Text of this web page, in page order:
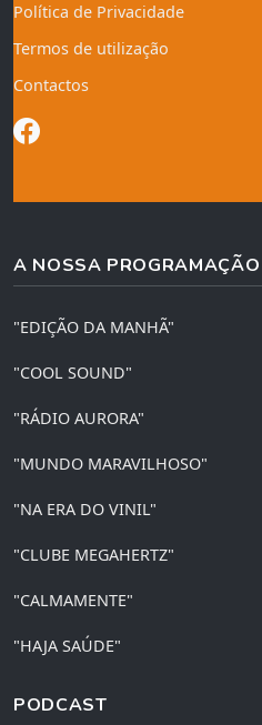
Política de Privacidade
Termos de utilização
Contactos
A NOSSA PROGRAMAÇÃO
"EDIÇÃO DA MANHÃ"
"COOL SOUND"
"RÁDIO AURORA"
"MUNDO MARAVILHOSO"
"NA ERA DO VINIL"
"CLUBE MEGAHERTZ"
"CALMAMENTE"
"HAJA SAÚDE"
PODCAST